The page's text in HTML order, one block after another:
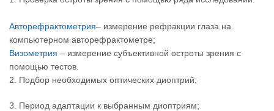
Авторефрактометрия– измерение рефракции глаза на
компьютерном авторефрактометре;
Визометрия – измерение субъективной остроты зрения с
помощью тестов.
2. Подбор необходимых оптических диоптрий;
3. Период адаптации к выбранным диоптриям;